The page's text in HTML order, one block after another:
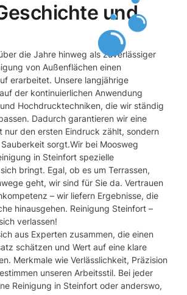
und
die Jahre hinweg als zuverlässiger
von Außenflächen einen
erarbeitet. Unsere langjährige
der kontinuierlichen Anwendung
Hochdrucktechniken, die wir ständig
Dadurch garantieren wir eine
nur den ersten Eindruck zählt, sondern
sorgt.Wir bei Moosweg
in Steinfort spezielle
bringt. Egal, ob es um Terrassen,
geht, wir sind für Sie da. Vertrauen
– wir liefern Ergebnisse, die
hinausgehen. Reinigung Steinfort –
verlassen!
aus Experten zusammen, die einen
schätzen und Wert auf eine klare
Merkmale wie Verlässlichkeit, Präzision
unseren Arbeitsstil. Bei jeder
Reinigung in Steinfort oder anderswo,